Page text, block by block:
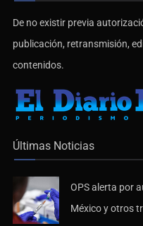
De no existir previa
publicación, retransmisión,
contenidos.
Últimas Noticias
OPS alerta por
México y otros